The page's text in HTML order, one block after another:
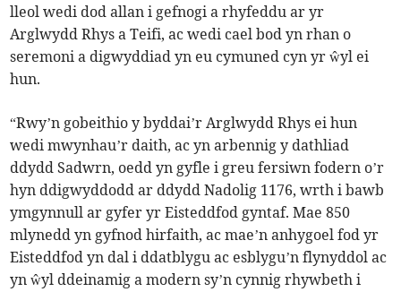
lleol wedi dod allan i gefnogi a rhyfeddu ar yr
Arglwydd Rhys a Teifi, ac wedi cael bod yn rhan o
seremoni a digwyddiad yn eu cymuned cyn yr ŵyl ei
hun.
“Rwy’n gobeithio y byddai’r Arglwydd Rhys ei hun
wedi mwynhau’r daith, ac yn arbennig y dathliad
ddydd Sadwrn, oedd yn gyfle i greu fersiwn fodern o’r
hyn ddigwyddodd ar ddydd Nadolig 1176, wrth i bawb
ymgynnull ar gyfer yr Eisteddfod gyntaf. Mae 850
mlynedd yn gyfnod hirfaith, ac mae’n anhygoel fod yr
Eisteddfod yn dal i ddatblygu ac esblygu’n flynyddol ac
yn ŵyl ddeinamig a modern sy’n cynnig rhywbeth i